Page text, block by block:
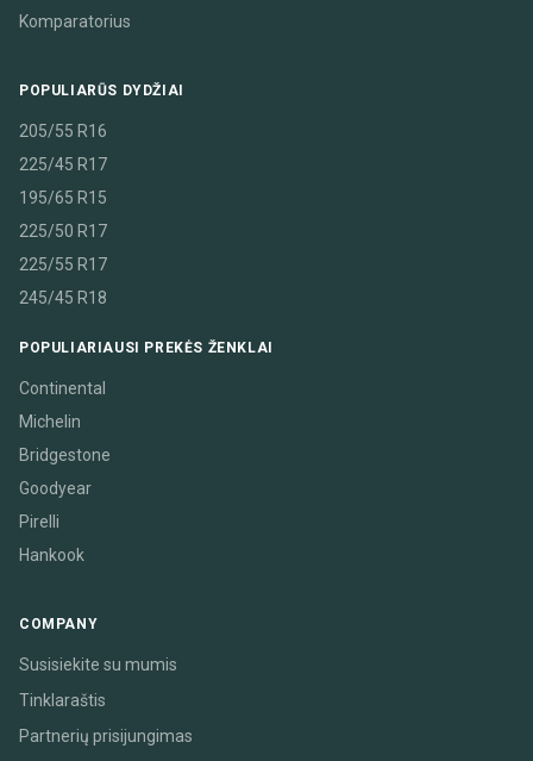
Komparatorius
POPULIARŪS DYDŽIAI
205/55 R16
225/45 R17
195/65 R15
225/50 R17
225/55 R17
245/45 R18
POPULIARIAUSI PREKĖS ŽENKLAI
Continental
Michelin
Bridgestone
Goodyear
Pirelli
Hankook
COMPANY
Susisiekite su mumis
Tinklaraštis
Partnerių prisijungimas